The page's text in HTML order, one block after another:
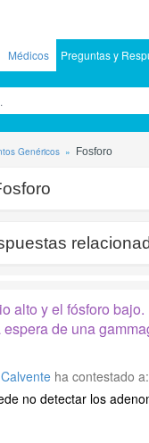
Médicos Preguntas y
Genéricos Fosforo
alto y el fósforo
de una
ha contestado a:
no detectar los